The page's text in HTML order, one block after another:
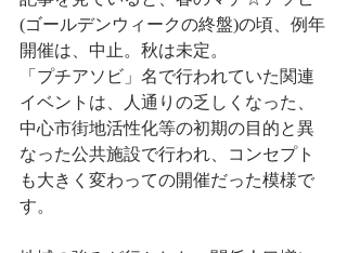
(ゴールデンウィークの終盤)の頃、例年
開催は、中止。秋は未定。
「プチアソビ」名で行われていた関連
イベントは、人通りの乏しくなった、
中心市街地活性化等の初期の目的と異
なった公共施設で行われ、コンセプト
も大きく変わっての開催だった模様で
す。